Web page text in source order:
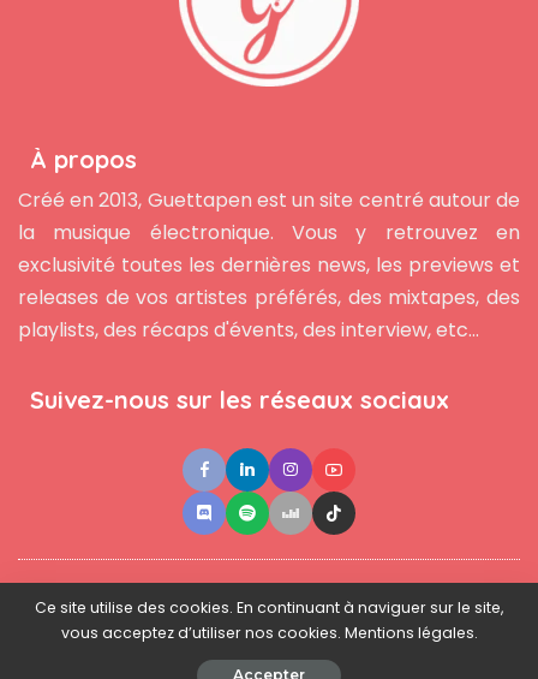
À propos
Créé en 2013, Guettapen est un site centré autour de
la musique électronique. Vous y retrouvez en
exclusivité toutes les dernières news, les previews et
releases de vos artistes préférés, des mixtapes, des
playlists, des récaps d'évents, des interview, etc...
Suivez-nous sur les réseaux sociaux
Contact ●Newsletter ● L'équipe ● Mentions légales
© 2025 - www.guettapen.com - Tous droits réservés.
Ce site utilise des cookies. En continuant à naviguer sur le site,
vous acceptez d’utiliser nos cookies. Mentions légales.
Accepter